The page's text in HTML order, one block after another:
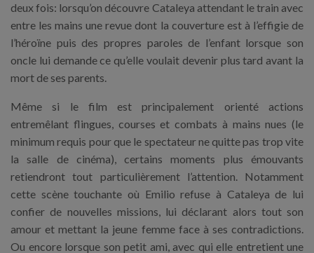
deux fois: lorsqu’on découvre Cataleya attendant le train avec
entre les mains une revue dont la couverture est à l’effigie de
l’héroïne puis des propres paroles de l’enfant lorsque son
oncle lui demande ce qu’elle voulait devenir plus tard avant la
mort de ses parents.
Même si le film est principalement orienté actions
entremêlant flingues, courses et combats à mains nues (le
minimum requis pour que le spectateur ne quitte pas trop vite
la salle de cinéma), certains moments plus émouvants
retiendront tout particulièrement l’attention. Notamment
cette scène touchante où Emilio refuse à Cataleya de lui
confier de nouvelles missions, lui déclarant alors tout son
amour et mettant la jeune femme face à ses contradictions.
Ou encore lorsque son petit ami, avec qui elle entretient une